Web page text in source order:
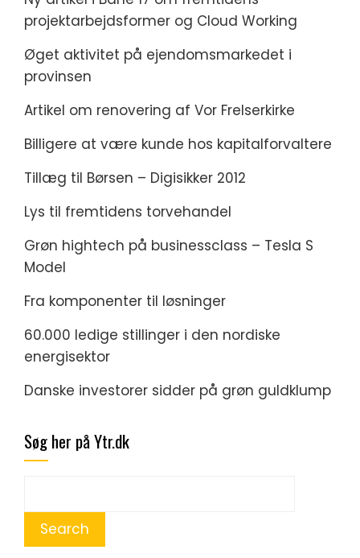
projektarbejdsformer og Cloud Working
Øget aktivitet på ejendomsmarkedet i
provinsen
Artikel om renovering af Vor Frelserkirke
Billigere at være kunde hos kapitalforvaltere
Tillæg til Børsen – Digisikker 2012
Lys til fremtidens torvehandel
Grøn hightech på businessclass – Tesla S
Model
Fra komponenter til løsninger
60.000 ledige stillinger i den nordiske
energisektor
Danske investorer sidder på grøn guldklump
Søg her på Ytr.dk